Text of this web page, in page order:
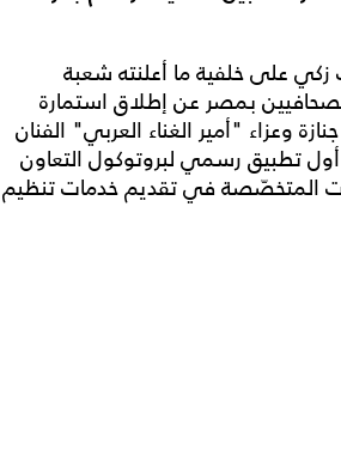
على خلفية ما أعلنته شعبة
بمصر عن إطلاق استمارة
وعزاء "أمير الغناء العربي" الفنان
تطبيق رسمي لبروتوكول التعاون
المتخصّصة في تقديم خدمات تنظيم